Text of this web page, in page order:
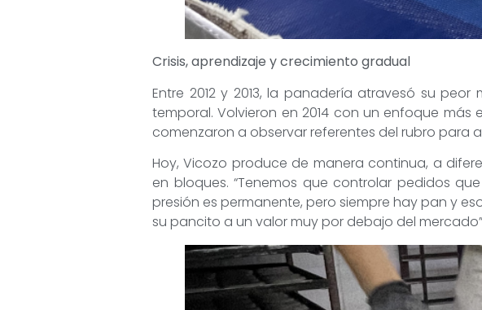
Crisis, aprendizaje y crecimiento gradual
Entre 2012 y 2013, la panadería atravesó su
temporal. Volvieron en 2014 con un enfoque
comenzaron a observar referentes del rubro para
Hoy, Vicozo produce de manera continua, a
en bloques. “Tenemos que controlar pedidos
presión es permanente, pero siempre hay pan y
su pancito a un valor muy por debajo del